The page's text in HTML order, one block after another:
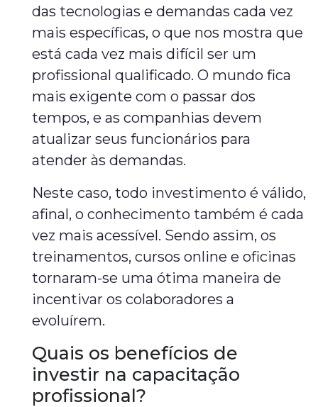
das tecnologias e demandas cada vez
mais específicas, o que nos mostra que
está cada vez mais difícil ser um
profissional qualificado. O mundo fica
mais exigente com o passar dos
tempos, e as companhias devem
atualizar seus funcionários para
atender às demandas.
Neste caso, todo investimento é válido,
afinal, o conhecimento também é cada
vez mais acessível. Sendo assim, os
treinamentos, cursos online e oficinas
tornaram-se uma ótima maneira de
incentivar os colaboradores a
evoluírem.
Quais os benefícios de
investir na capacitação
profissional?